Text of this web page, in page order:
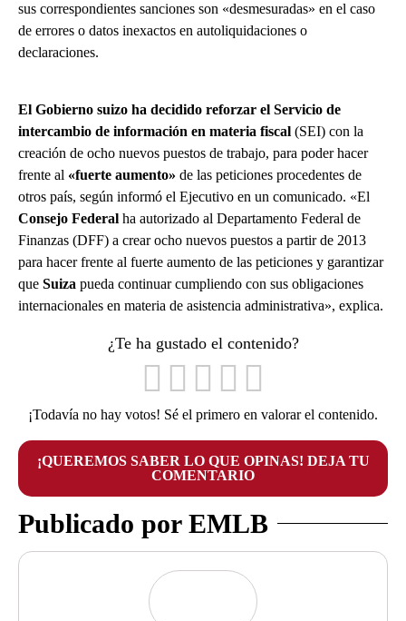
sus correspondientes sanciones son «desmesuradas» en el caso
de errores o datos inexactos en autoliquidaciones o
declaraciones.
El Gobierno suizo ha decidido reforzar el Servicio de
intercambio de información en materia fiscal (SEI) con la
creación de ocho nuevos puestos de trabajo, para poder hacer
frente al «fuerte aumento» de las peticiones procedentes de
otros país, según informó el Ejecutivo en un comunicado. «El
Consejo Federal ha autorizado al Departamento Federal de
Finanzas (DFF) a crear ocho nuevos puestos a partir de 2013
para hacer frente al fuerte aumento de las peticiones y garantizar
que Suiza pueda continuar cumpliendo con sus obligaciones
internacionales en materia de asistencia administrativa», explica.
¿Te ha gustado el contenido?
¡Todavía no hay votos! Sé el primero en valorar el contenido.
¡QUEREMOS SABER LO QUE OPINAS! DEJA TU
COMENTARIO
Publicado por EMLB